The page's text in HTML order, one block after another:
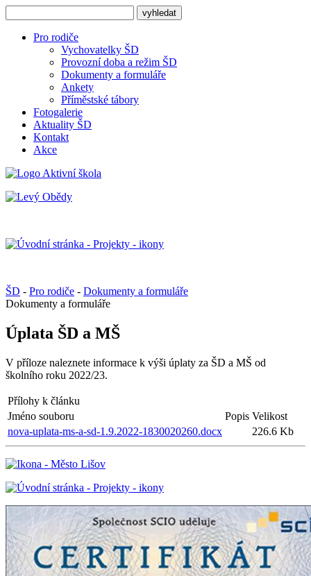
Pro rodiče
Vychovatelky ŠD
Provozní doba a režim ŠD
Dokumenty a formuláře
Ankety
Příměstské tábory
Fotogalerie
Aktuality ŠD
Kontakt
Akce
ŠD - Pro rodiče - Dokumenty a formuláře
Dokumenty a formuláře
Úplata ŠD a MŠ
V příloze naleznete informace k výši úplaty za ŠD a MŠ od
školního roku 2022/23.
Přílohy k článku
Jméno souboru
Popis Velikost
nova-uplata-ms-a-sd-1.9.2022-1830020260.docx
226.6 Kb